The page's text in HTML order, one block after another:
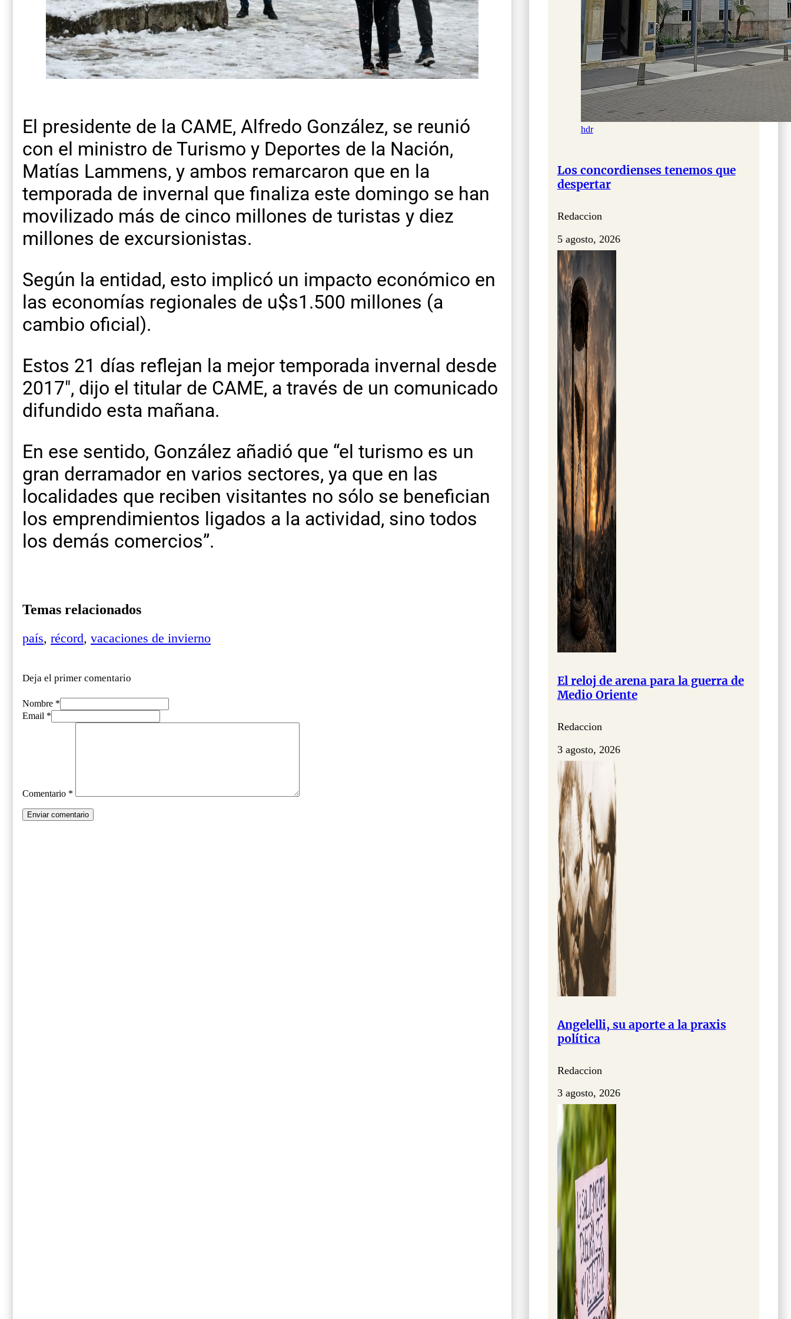
El presidente de la CAME, Alfredo González, se reunió
con el ministro de Turismo y Deportes de la Nación,
Matías Lammens, y ambos remarcaron que en la
temporada de invernal que finaliza este domingo se han
movilizado más de cinco millones de turistas y diez
millones de excursionistas.
Según la entidad, esto implicó un impacto económico en
las economías regionales de u$s1.500 millones (a
cambio oficial).
Estos 21 días reflejan la mejor temporada invernal desde
2017″, dijo el titular de CAME, a través de un comunicado
difundido esta mañana.
En ese sentido, González añadió que “el turismo es un
gran derramador en varios sectores, ya que en las
localidades que reciben visitantes no sólo se benefician
los emprendimientos ligados a la actividad, sino todos
los demás comercios”.
Temas relacionados
país, récord, vacaciones de invierno
Deja el primer comentario
Nombre *
Email *
Comentario *
hdr
Los concordienses tenemos que
despertar
Redaccion
5 agosto, 2026
El reloj de arena para la guerra de
Medio Oriente
Redaccion
3 agosto, 2026
Angelelli, su aporte a la praxis
política
Redaccion
3 agosto, 2026